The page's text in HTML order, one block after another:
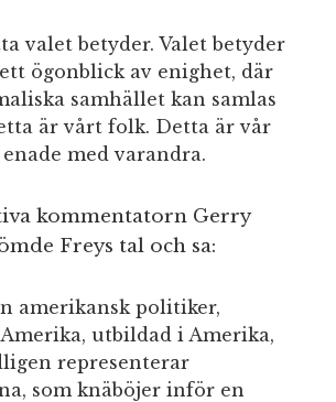
valet betyder. Valet betyder
ögonblick av enighet, där
samhället kan samlas
är vårt folk. Detta är vår
med varandra.
kommentatorn Gerry
Freys tal och sa:
amerikansk politiker,
utbildad i Amerika,
representerar
som knäböjer inför en